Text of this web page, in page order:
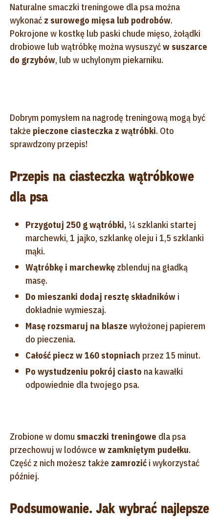
Naturalne smaczki treningowe dla psa można
wykonać z surowego mięsa lub podrobów.
Pokrojone w kostkę lub paski chude mięso, żołądki
drobiowe lub wątróbkę można wysuszyćw suszarce
do grzybów, lub w uchylonym piekarniku.
Dobrym pomysłem na nagrodę treningową mogą być
także pieczone ciasteczka z wątróbki. Oto
sprawdzony przepis!
Przepis na ciasteczka wątróbkowe
dla psa
Przygotuj 250 g wątróbki, ¼ szklanki startej
marchewki, 1 jajko, szklankę oleju i 1,5 szklanki
mąki.
Wątróbkę i marchewkę zblenduj na gładką
masę.
Do mieszanki dodaj resztę składników i
dokładnie wymieszaj.
Masę rozsmaruj na blasze wyłożonej papierem
do pieczenia.
Całość piecz w 160 stopniach przez 15 minut.
Po wystudzeniu pokrój ciasto na kawałki
odpowiednie dla twojego psa.
Zrobione w domu smaczki treningowe dla psa
przechowuj w lodówce w zamkniętym pudełku.
Część z nich możesz także zamrozić i wykorzystać
później.
Podsumowanie. Jak wybrać najlepsze